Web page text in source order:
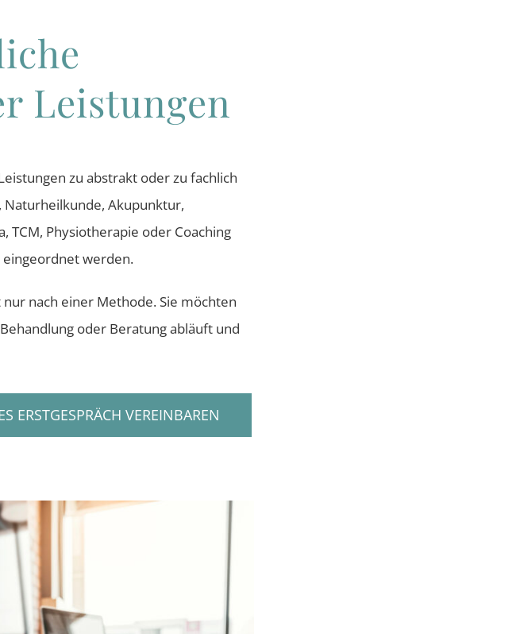
Leistungen
zu abstrakt oder zu fachlich
Akupunktur,
TCM, Physiotherapie oder Coaching
werden.
nach einer Methode. Sie möchten
oder Beratung abläuft und
ERSTGESPRÄCH VEREINBAREN